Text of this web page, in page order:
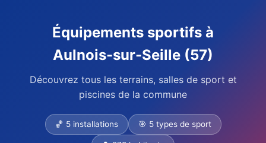
Équipements sportifs à
Aulnois-sur-Seille (57)
Découvrez tous les terrains, salles de sport et
piscines de la commune
🏀 5 installations 🎯 5 types de sport